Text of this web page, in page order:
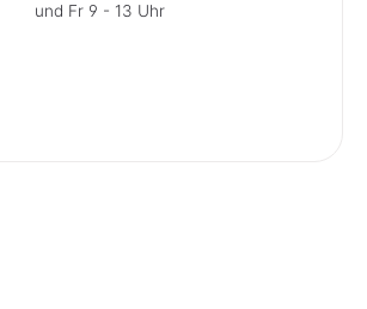
und Fr 9 - 13 Uhr